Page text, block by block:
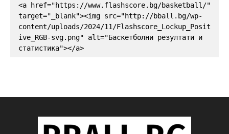
<a href="https://www.flashscore.bg/basketball/"
target="_blank"><img src="http://bball.bg/wp-
content/uploads/2024/11/Flashscore_Lockup_Posit
ive_RGB-svg.png" alt="Баскетболни резултати и
статистика"></a>